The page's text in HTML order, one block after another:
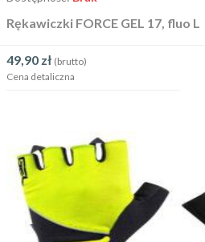
Rękawiczki FORCE GEL 17, fluo L
49,90 zł (brutto)
Cena detaliczna